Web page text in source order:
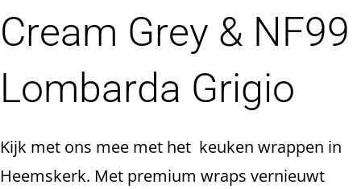
Cream Grey & NF99
Lombarda Grigio
Kijk met ons mee met het keuken wrappen in
Heemskerk. Met premium wraps vernieuwt